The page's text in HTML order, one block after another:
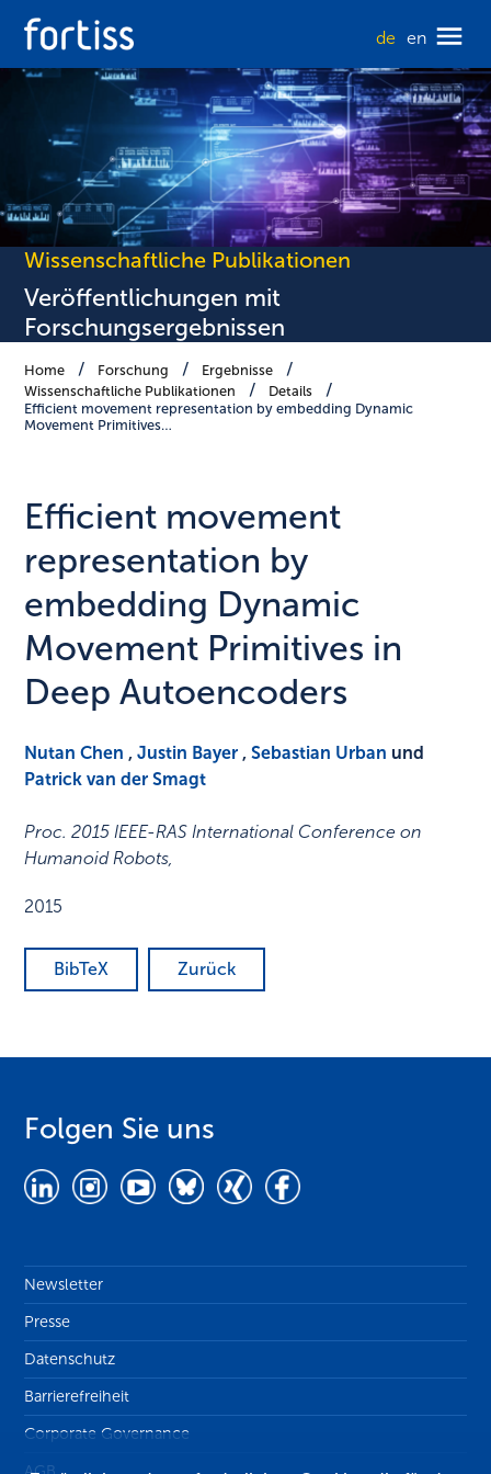
de en
Wissenschaftliche Publikationen
Veröffentlichungen mit
Forschungsergebnissen
Home Forschung
Ergebnisse
Wissenschaftliche Publikationen
Details
Efficient movement representation by embedding Dynamic
Movement Primitives…
Efficient movement
representation by
embedding Dynamic
Movement Primitives in
Deep Autoencoders
Nutan Chen ,Justin Bayer ,Sebastian Urban und
Patrick van der Smagt
Proc. 2015 IEEE-RAS International Conference on
Humanoid Robots,
2015
BibTeX Zurück
Folgen Sie uns
Newsletter
Presse
Datenschutz
Barrierefreiheit
Corporate Governance